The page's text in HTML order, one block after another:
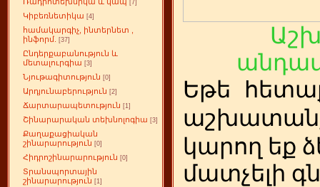
[7]
Կիբեռնետիկա [4]
համակարգիչ, ինտերնետ ,
ինֆորմ.
[37]
Ընդերքաբանություն և
մետալուրգիա [3]
Նյութագիտություն [0]
Արդյունաբերություն [2]
Ճարտարապետություն [1]
Շինարարական տեխնոլոգիա [3]
Քաղաքացիական
շինարարություն [0]
Հիդրոշինարարություն [0]
Տրանսպորտային
շինարարություն [1]
Եթե հ
կարող եք
մատչելի